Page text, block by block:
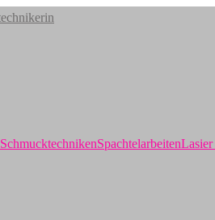
SchmucktechnikenSpachtelarbeiten